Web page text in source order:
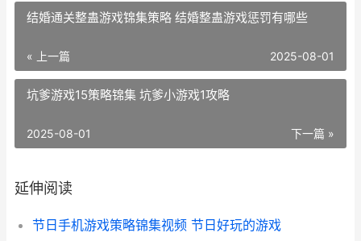
结婚通关整蛊游戏锦集策略 结婚整蛊游戏惩罚有哪些
« 上一篇 2025-08-01
坑爹游戏15策略锦集 坑爹小游戏1攻略
下一篇 »
2025-08-01
延伸阅读
节日手机游戏策略锦集视频 节日好玩的游戏